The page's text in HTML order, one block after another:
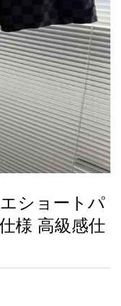
ショートパ
様 高級感仕